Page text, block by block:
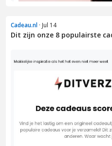
Cadeau.nl · Jul 14
Dit zijn onze 8 populairste